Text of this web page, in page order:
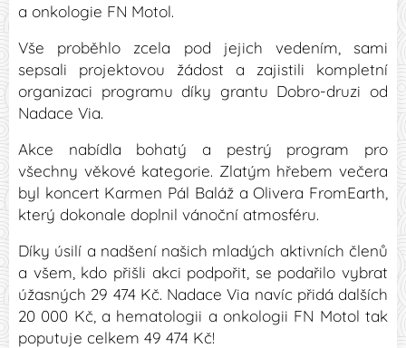
a onkologie FN Motol.
Vše proběhlo zcela pod jejich vedením, sami
sepsali projektovou žádost a zajistili kompletní
organizaci programu díky grantu Dobro-druzi od
Nadace Via.
Akce nabídla bohatý a pestrý program pro
všechny věkové kategorie. Zlatým hřebem večera
byl koncert Karmen Pál Baláž a Olivera FromEarth,
který dokonale doplnil vánoční atmosféru.
Díky úsilí a nadšení našich mladých aktivních členů
a všem, kdo přišli akci podpořit, se podařilo vybrat
úžasných 29 474 Kč. Nadace Via navíc přidá dalších
20 000 Kč, a hematologii a onkologii FN Motol tak
poputuje celkem 49 474 Kč!